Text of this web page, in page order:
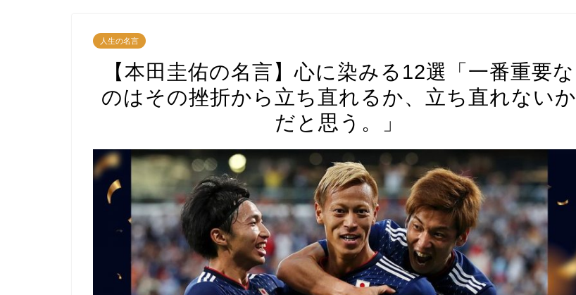
人生の名言
【本田圭佑の名言】心に染みる12選「一番重要な
のはその挫折から立ち直れるか、立ち直れないか
だと思う。」